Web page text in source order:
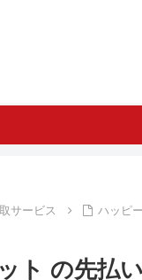
サービス
ハッピ
ト の先払